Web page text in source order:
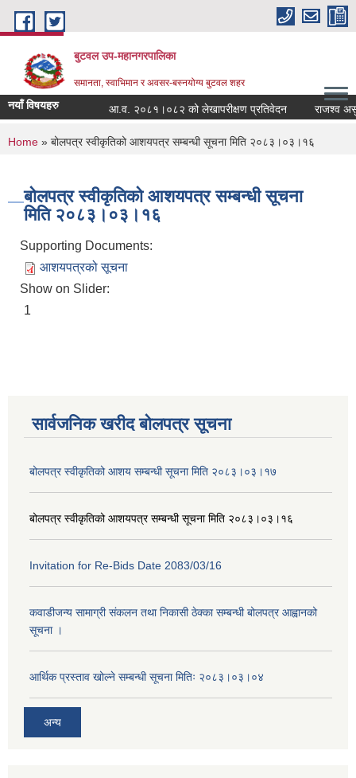
Skip to main content
बुटवल उप-महानगरपालिका
समानता, स्वाभिमान र अवसर-बस्नयोग्य बुटवल शहर
नयाँ विषयहरु आ.व. २०८१।०८२ को लेखापरीक्षण प्रतिवेदन राजश्व
You are here
Home » बोलपत्र स्वीकृतिको आशयपत्र सम्बन्धी सूचना मिति २०८३।०३।१६
बोलपत्र स्वीकृतिको आशयपत्र सम्बन्धी सूचना
मिति २०८३।०३।१६
Supporting Documents:
आशयपत्रको सूचना
Show on Slider:
1
सार्वजनिक खरीद बोलपत्र सूचना
बोलपत्र स्वीकृतिको आशय सम्बन्धी सूचना मिति २०८३।०३।१७
बोलपत्र स्वीकृतिको आशयपत्र सम्बन्धी सूचना मिति २०८३।०३।१६
Invitation for Re-Bids Date 2083/03/16
कवाडीजन्य सामाग्री संकलन तथा निकासी ठेक्का सम्बन्धी बोलपत्र आह्वानको
सूचना ।
आर्थिक प्रस्ताव खोल्ने सम्बन्धी सूचना मितिः २०८३।०३।०४
अन्य